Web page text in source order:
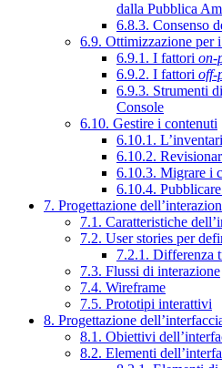
dalla Pubblica
6.8.3. Consenso
6.9. Ottimizzazione per
6.9.1. I fattori on-
6.9.2. I fattori off-
6.9.3. Strumenti
Console
6.10. Gestire i contenuti
6.10.1.
6.10.2.
6.10.3. Migrare i
6.10.4.
7. Progettazione
7.1. Caratteristiche
7.2. User stories per
7.2.1. Differenza
7.3. Flussi di interazione
7.4. Wireframe
7.5. Prototipi interattivi
8. Progettazione
8.1. Obiettivi
8.2. Elementi